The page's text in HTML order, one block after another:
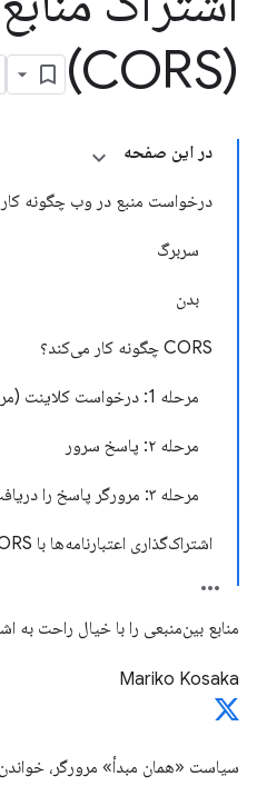
(CORS)
در این صفحه
درخواست منبع در وب چگونه
سربرگ
بدن
CORS چگونه کار می‌کند؟
مرحله 1: درخواست کلاینت (مرورگر)
مرحله ۲: پاسخ سرور
مرحله ۳: مرورگر پاسخ را دریافت می‌کند
اشتراک‌گذاری اعتبارنامه‌ها با CORS
منابع بین‌منبعی را با خیال راحت به
Mariko Kosaka
سیاست «همان مبدأ» مرورگر،